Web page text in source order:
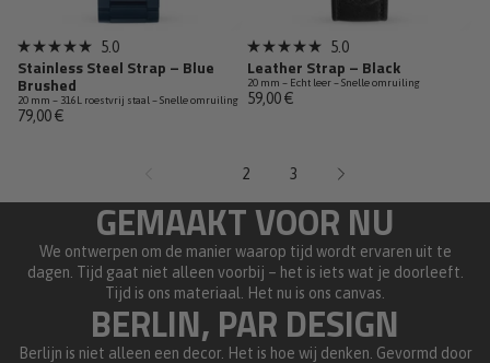
Beoordeeld
met
5.0
van
de
5.0
Stainless Steel Strap – Blue
Brushed
20 mm – 316L roestvrij staal – Snelle omruiling
79,00 €
Beoordeeld
met
5.0
van
5.0
Leather Strap – Black
20 mm – Echt leer – Snelle omruiling
59,00 €
2 3
GEMAAKT VOOR NU
We ontwerpen om de manier waarop tijd wordt ervaren uit te
dagen. Tijd gaat niet alleen voorbij – het is iets wat je doorleeft.
Tijd is ons materiaal. Het nu is ons canvas.
BERLIN, PAR DESIGN
Berlijn is niet alleen een decor. Het is hoe wij denken. Gevormd door